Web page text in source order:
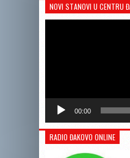
NOVI STANOVI U CENTRU
00:00
RADIO ĐAKOVO ONLINE